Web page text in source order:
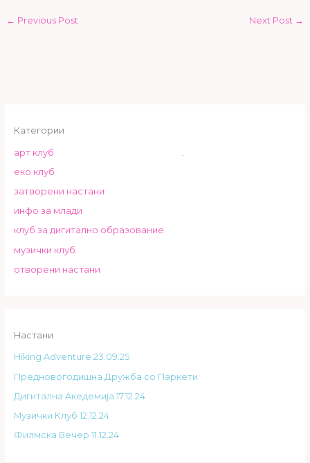
← Previous Post Next Post →
Категории
арт клуб
еко клуб
затворени настани
инфо за млади
клуб за дигитално образование
музички клуб
отворени настани
Настани
Hiking Adventure 23.09.25
Предновогодишна Дружба со Паркети
Дигитална Акедемија 17.12.24
Музички Клуб 12.12.24
Филмска Вечер 11.12.24